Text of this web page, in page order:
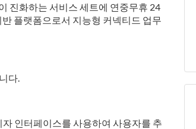
진화하는 서비스 세트에 연중무휴 24
플랫폼으로서 지능형 커넥티드 업무
다.
인터페이스를 사용하여 사용자를 추